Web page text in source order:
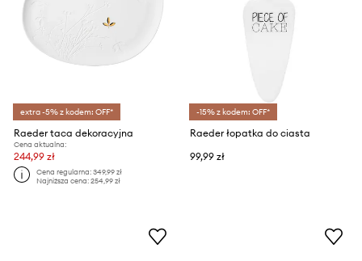
extra -5% z kodem: OFF*
Raeder taca dekoracyjna
Cena aktualna:
244,99 zł
Cena regularna:349,99 zł
Najniższa cena:254,99 zł
-15% z kodem: OFF*
Raeder łopatka do ciasta
99,99 zł